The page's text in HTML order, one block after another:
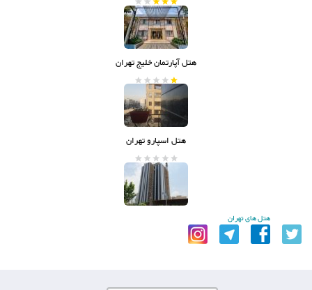
هتل آپارتمان خلیج تهران
هتل اسپارو تهران
هتل های تهران